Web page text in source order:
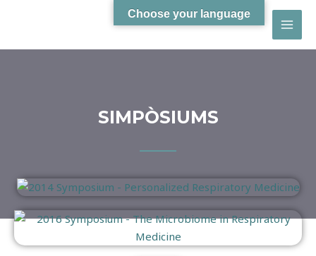
SIMPÒSIUMS
Choose your language